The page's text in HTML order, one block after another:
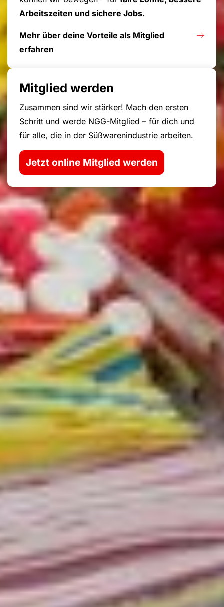
Arbeitszeiten und sichere Jobs.
Mehr über deine Vorteile als Mitglied
erfahren
Mitglied werden
Zusammen sind wir stärker! Mach den ersten
Schritt und werde NGG-Mitglied – für dich und
für alle, die in der Süßwarenindustrie arbeiten.
Jetzt online Mitglied werden